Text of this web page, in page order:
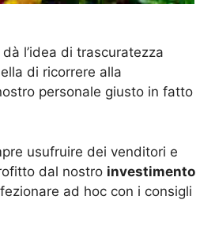
l’idea di trascuratezza
di ricorrere alla
personale giusto in fatto
usufruire dei venditori e
dal nostro investimento
ad hoc con i consigli